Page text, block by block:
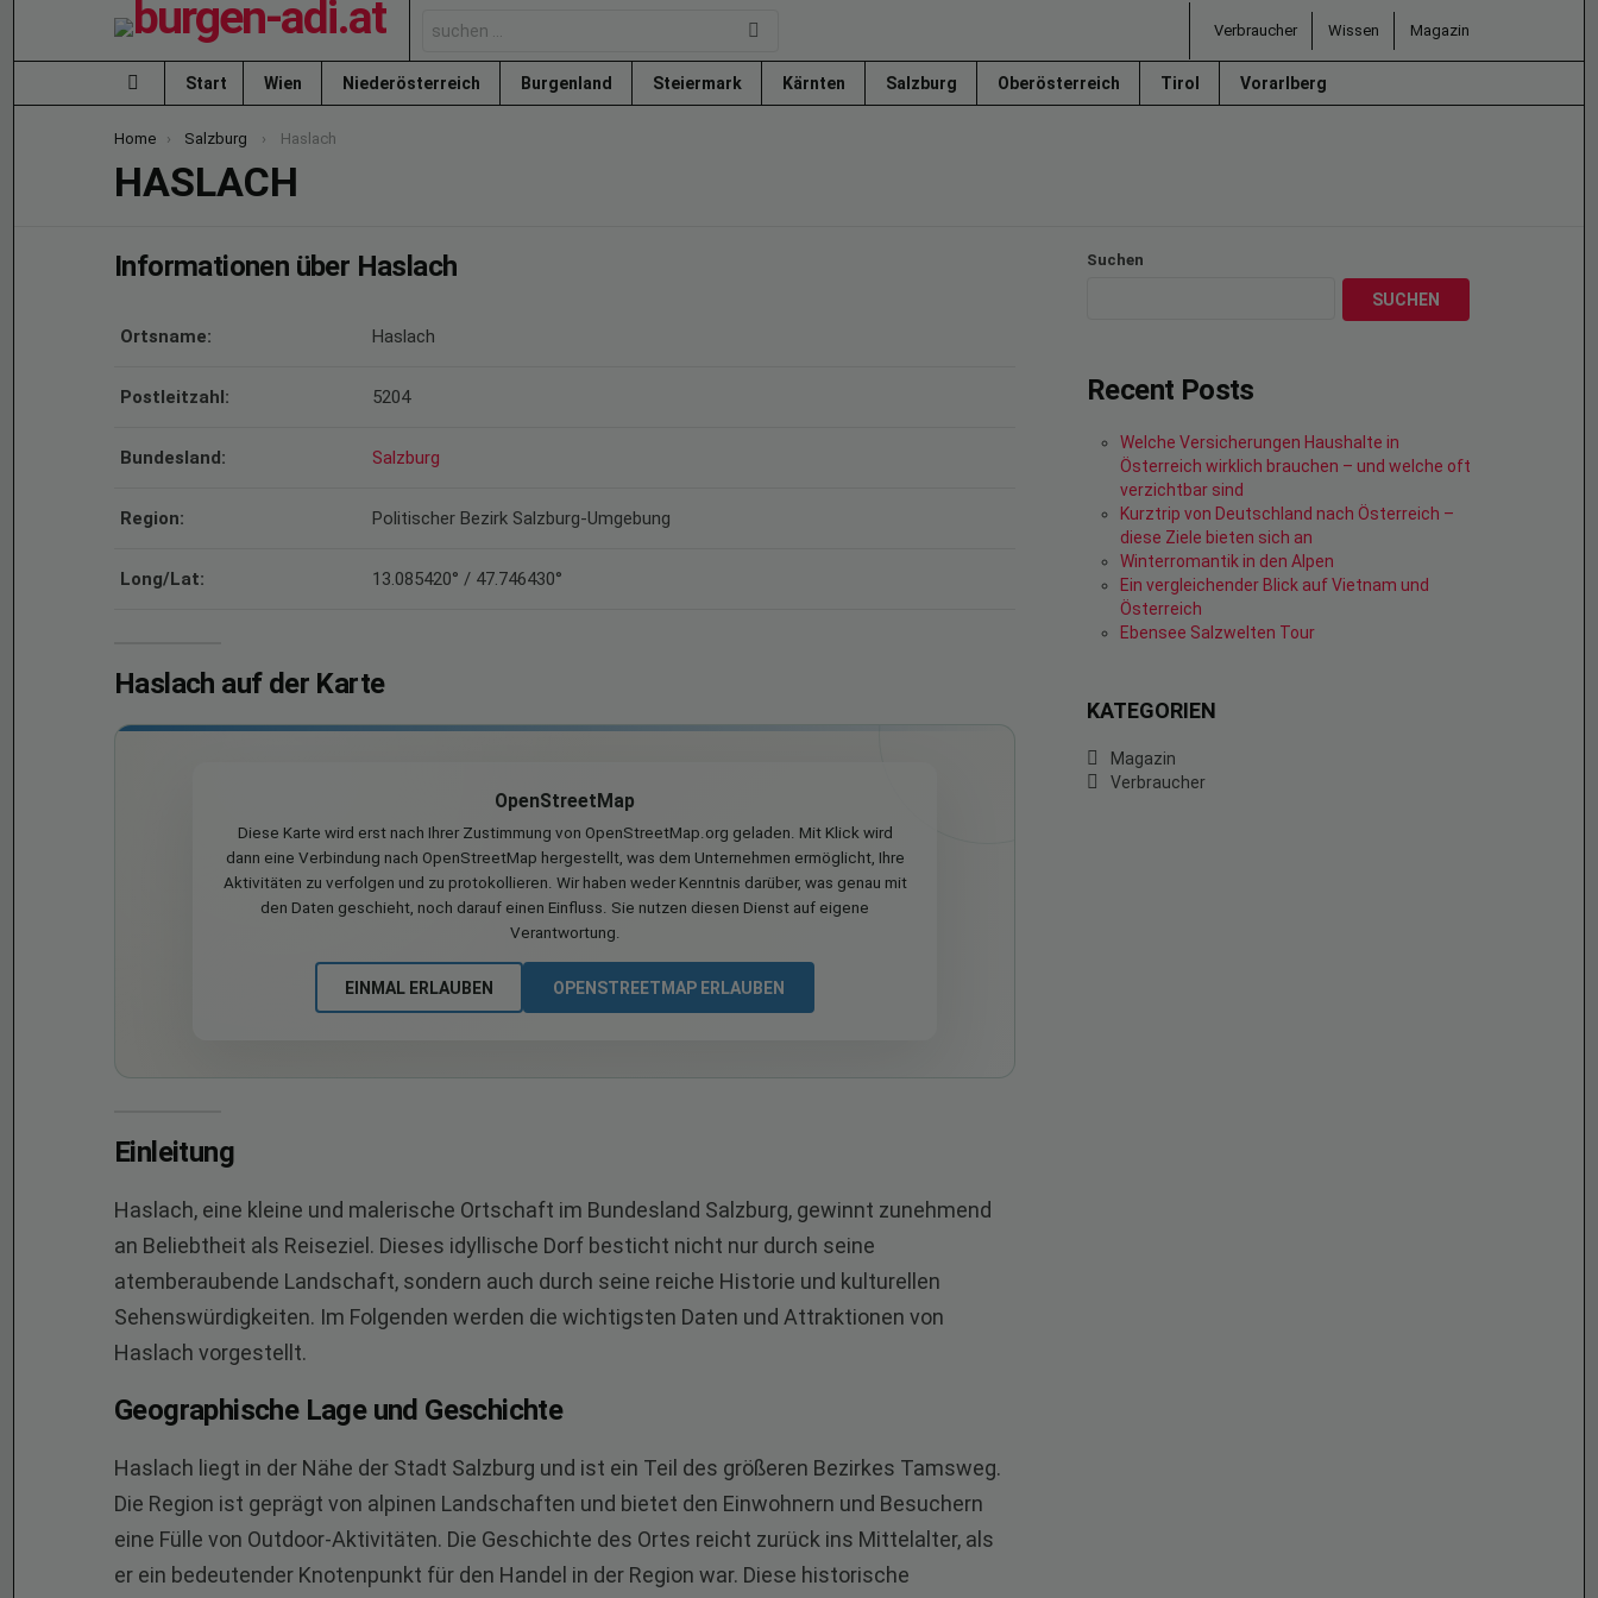
for:
Verbraucher Wissen Magazin
Menu
Start Wien Niederösterreich Burgenland Steiermark Kärnten Salzburg Oberösterreich Tirol Vorarlberg
You are here:
Home Salzburg Haslach
HASLACH
Informationen über Haslach
Ortsname: Haslach
Postleitzahl: 5204
Bundesland: Salzburg
Region: Politischer Bezirk Salzburg-Umgebung
Long/Lat: 13.085420° / 47.746430°
Haslach auf der Karte
OpenStreetMap
Diese Karte wird erst nach Ihrer Zustimmung von OpenStreetMap.org geladen. Mit Klick wird
dann eine Verbindung nach OpenStreetMap hergestellt, was dem Unternehmen ermöglicht, Ihre
Aktivitäten zu verfolgen und zu protokollieren. Wir haben weder Kenntnis darüber, was genau mit
den Daten geschieht, noch darauf einen Einfluss. Sie nutzen diesen Dienst auf eigene
Verantwortung.
EINMAL ERLAUBEN OPENSTREETMAP ERLAUBEN
Einleitung
Haslach, eine kleine und malerische Ortschaft im Bundesland Salzburg, gewinnt zunehmend
an Beliebtheit als Reiseziel. Dieses idyllische Dorf besticht nicht nur durch seine
atemberaubende Landschaft, sondern auch durch seine reiche Historie und kulturellen
Sehenswürdigkeiten. Im Folgenden werden die wichtigsten Daten und Attraktionen von
Haslach vorgestellt.
Geographische Lage und Geschichte
Haslach liegt in der Nähe der Stadt Salzburg und ist ein Teil des größeren Bezirkes Tamsweg.
Die Region ist geprägt von alpinen Landschaften und bietet den Einwohnern und Besuchern
eine Fülle von Outdoor-Aktivitäten. Die Geschichte des Ortes reicht zurück ins Mittelalter, als
er ein bedeutender Knotenpunkt für den Handel in der Region war. Diese historische
Suchen
SUCHEN
Recent Posts
Welche Versicherungen Haushalte in
Österreich wirklich brauchen – und welche oft
verzichtbar sind
Kurztrip von Deutschland nach Österreich –
diese Ziele bieten sich an
Winterromantik in den Alpen
Ein vergleichender Blick auf Vietnam und
Österreich
Ebensee Salzwelten Tour
KATEGORIEN
Magazin
Verbraucher